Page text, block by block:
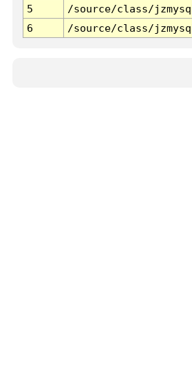
5
/source/class/
6
/source/class/